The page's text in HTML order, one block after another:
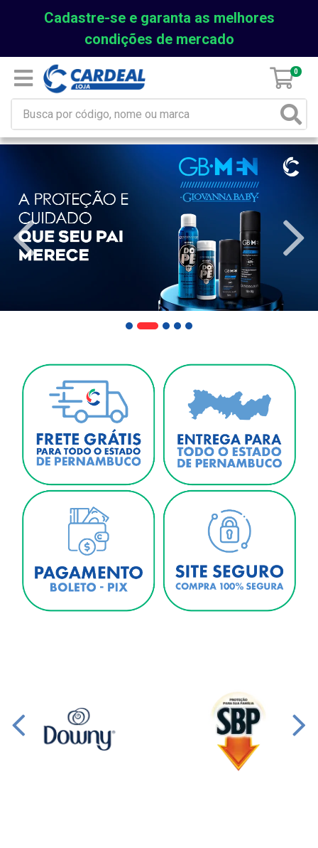
Cadastre-se e garanta as melhores
condições de mercado
0